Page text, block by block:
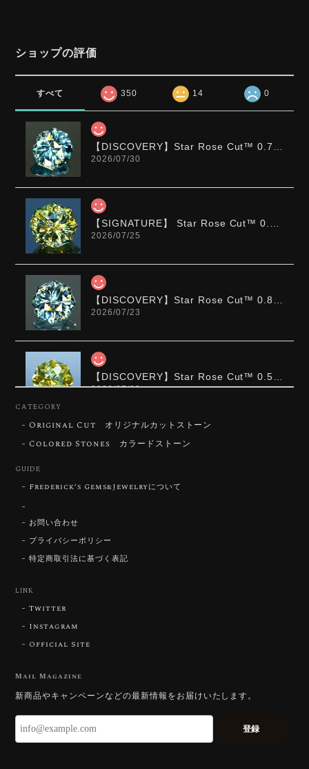
ショップの評価
すべて 350 14 0
2026/07/30
2026/07/25
2026/07/23
2026/07/23
ずっと待ち望んでいたカットを運よく購入できて嬉し
いです。 ウルウルとギラギラを一度に見ることができ
はないスフェーンの新たな一面を知ることができて感
動しております。 この度はありがとうございました。
お迎えいただきありがとうございます。
「ウルウルとギラギラを一度に」——まさ
にその両立を狙って設計したカットですの
やわらかく受け止めるようにしています。
長くお楽しみいただけますように。
2026/07/21
久しぶりに買えました。 相変わらずギラッギラで素晴
CATEGORY
Original Cut オリジナルカットストーン
Colored Stones カラードストーン
GUIDE
Frederick’s Gems&Jewelryについて
お問い合わせ
プライバシーポリシー
特定商取引法に基づく表記
LINK
Twitter
Instagram
Official Site
Mail Magazine
新商品やキャンペーンなどの最新情報をお届けいたします。
登録